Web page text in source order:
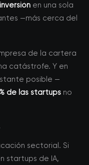
en una sola
—más cerca del
de la cartera
catástrofe. Y en
posible —
de las startups no
sectorial. Si
startups de IA,